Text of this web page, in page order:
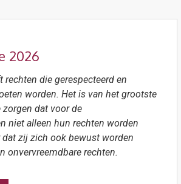
2026
rechten die gerespecteerd en
worden. Het is van het grootste
dat voor de
niet alleen hun rechten worden
dat zij zich ook bewust worden
onvervreemdbare rechten.